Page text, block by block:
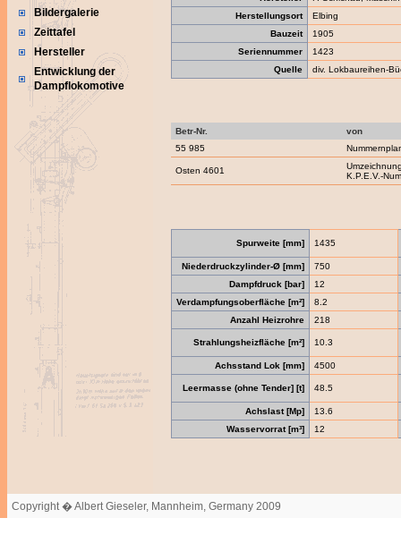
Bildergalerie
Zeittafel
Hersteller
Entwicklung der
Dampflokomotive
Herstellungsort
Elbing
Bauzeit
1905
Seriennummer
1423
Quelle
div. Lokbaureihen-
Betr-Nr.
von
55 985
Osten 4601
K.P.E.V.-
Spurweite [mm] 1435
Niederdruckzylinder-Ø [mm]
750
Dampfdruck [bar]
12
Verdampfungsoberfläche [m²]
8.2
Anzahl Heizrohre
218
Strahlungsheizfläche [m²] 10.3
Achsstand Lok [mm] 4500
Leermasse (ohne Tender] [t] 48.5
Achslast [Mp]
13.6
Wasservorrat [m³]
12
Copyright � Albert Gieseler, Mannheim, Germany 2009